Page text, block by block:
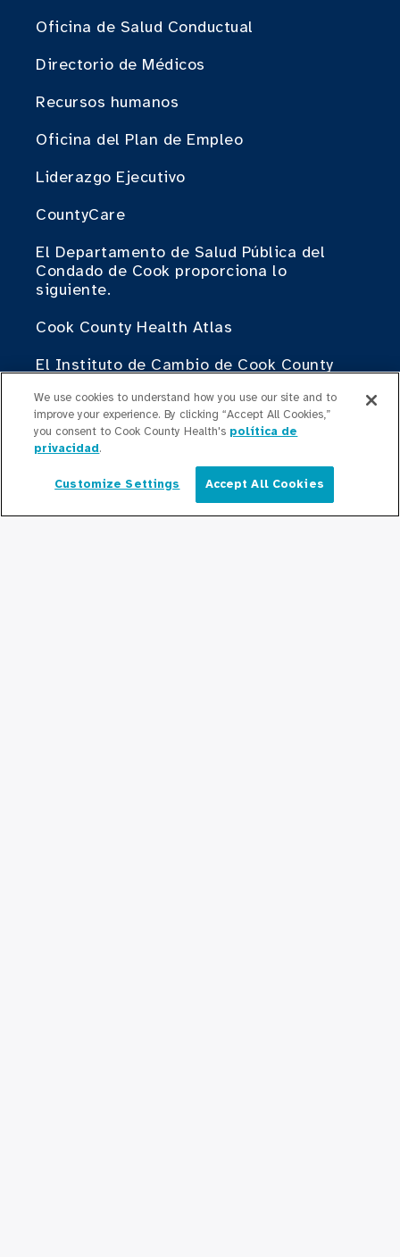
Oficina de Salud Conductual
Directorio de Médicos
Recursos humanos
Oficina del Plan de Empleo
Liderazgo Ejecutivo
CountyCare
El Departamento de Salud Pública del
Condado de Cook proporciona lo
siguiente.
Cook County Health Atlas
El Instituto de Cambio de Cook County
Contribuir
Haciendo Negocios con Cook County
Health
Para Profesionales Médicos
Español
We use cookies to understand how you use our site and to
improve your experience. By clicking “Accept All Cookies,”
you consent to Cook County Health's política de
privacidad.
Customize Settings Accept All Cookies